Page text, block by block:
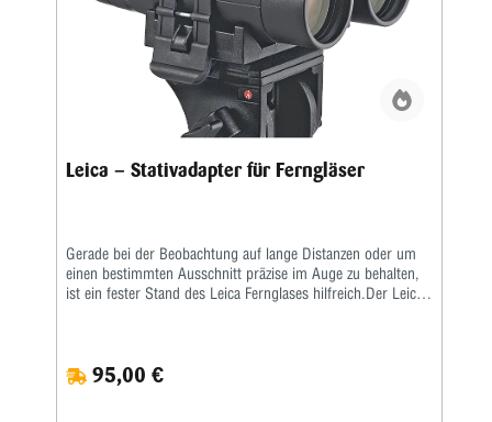
Leica – Stativadapter für Ferngläser
Gerade bei der Beobachtung auf lange Distanzen oder um
einen bestimmten Ausschnitt präzise im Auge zu behalten,
ist ein fester Stand des Leica Fernglases hilfreich.Der Leica
95,00 €